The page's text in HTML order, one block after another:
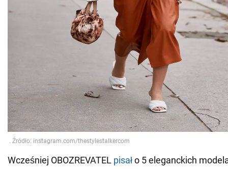
Wcześniej OBOZREVATEL pisało 5 eleganckich